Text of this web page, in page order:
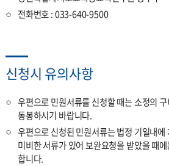
전화번호 : 033-640-9500
신청시 유의사항
우편으로 민원서류를 신청할 때는 소정의
동봉하시기 바랍니다.
우편으로 신청된 민원서류는 법정 기일내
미비한 서류가 있어 보완요청을 받았을 때
합니다.